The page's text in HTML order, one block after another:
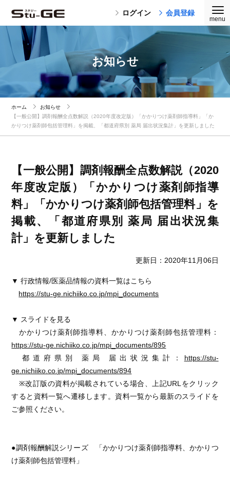
ログイン 会員登録
お知らせ
ホーム
お知らせ
【一般公開】調剤報酬全点数解説（2020年度改定版）「かかりつけ薬剤師指導料」「か
かりつけ薬剤師包括管理料」を掲載、「都道府県別 薬局 届出状況集計」を更新しました
【一般公開】調剤報酬全点数解説（2020
年度改定版）「かかりつけ薬剤師指導
料」「かかりつけ薬剤師包括管理料」を
掲載、「都道府県別 薬局 届出状況集
計」を更新しました
更新日：2020年11月06日
▼ 行政情報/医薬品情報の資料一覧はこちら
https://stu-ge.nichiiko.co.jp/mpi_documents
▼ スライドを見る
かかりつけ薬剤師指導料、かかりつけ薬剤師包括管理料：
https://stu-ge.nichiiko.co.jp/mpi_documents/895
都道府県別 薬局 届出状況集計： https://stu-
ge.nichiiko.co.jp/mpi_documents/894
※改訂版の資料が掲載されている場合、上記URLをクリック
すると資料一覧へ遷移します。資料一覧から最新のスライドを
ご参照ください。
●調剤報酬解説シリーズ 「かかりつけ薬剤師指導料、かかりつ
け薬剤師包括管理料」